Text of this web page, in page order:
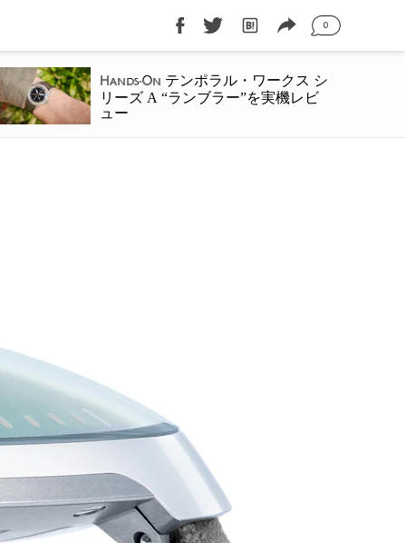
0
Hands-On テンポラル・ワークス シ
リーズ A “ランブラー”を実機レビ
ュー